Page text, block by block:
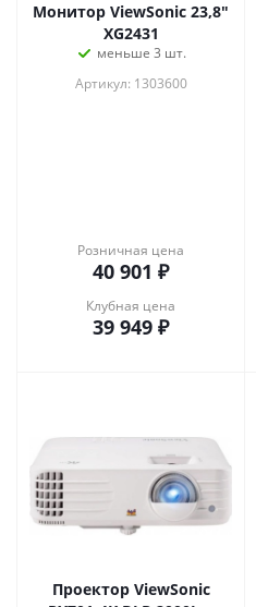
Монитор ViewSonic 23,8"
XG2431
меньше 3 шт.
Артикул: 1303600
Розничная цена
40 901 ₽
Клубная цена
39 949 ₽
Проектор ViewSonic